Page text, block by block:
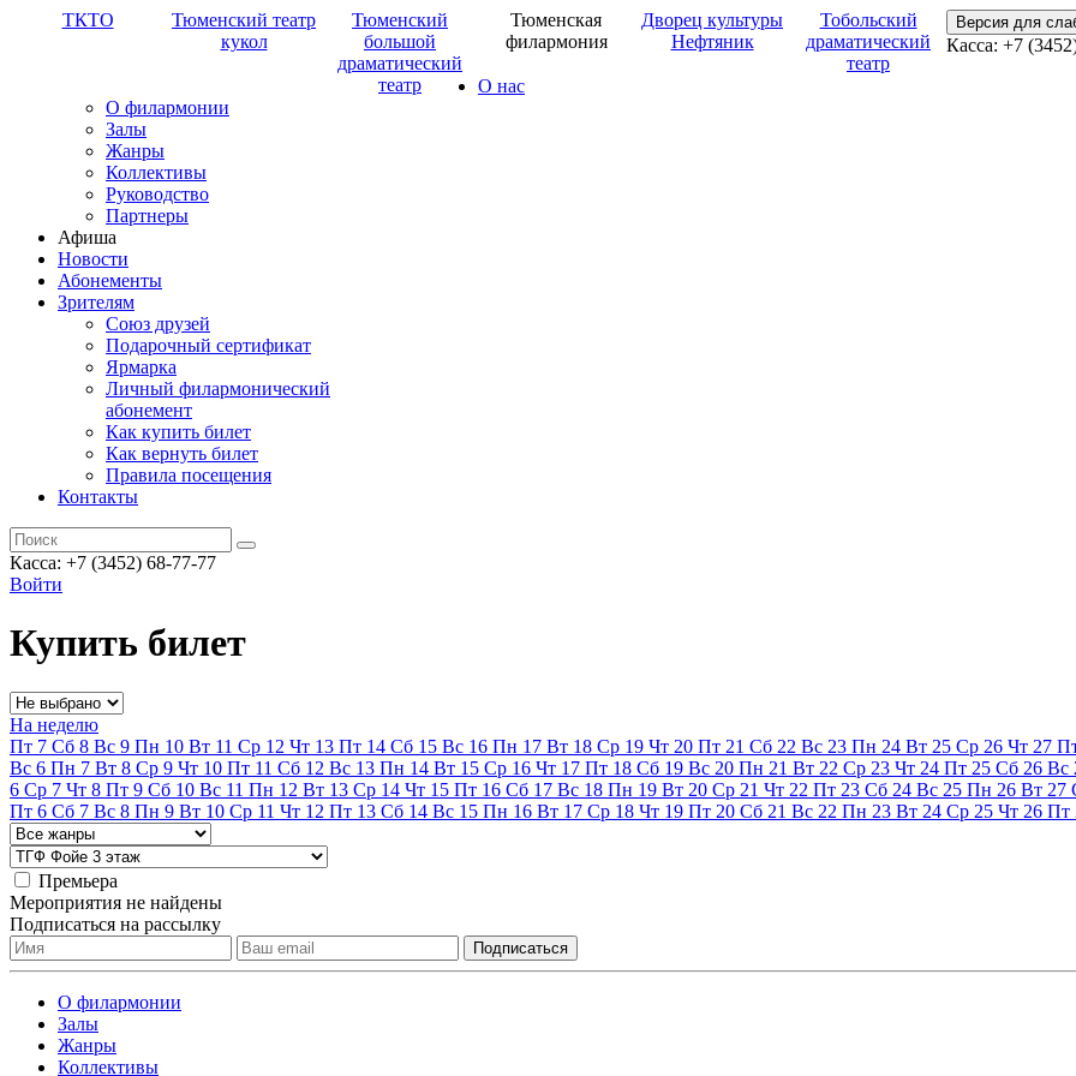
ТКТО
Тюменский театр
кукол
Тюменский
большой
драматический
театр
Тюменская
филармония
Дворец культуры
Нефтяник
Тобольский
драматический
театр
Версия для
Касса: +7
О нас
О филармонии
Залы
Жанры
Коллективы
Руководство
Партнеры
Афиша
Новости
Абонементы
Зрителям
Союз друзей
Подарочный сертификат
Ярмарка
Личный филармонический
абонемент
Как купить билет
Как вернуть билет
Правила посещения
Контакты
Касса: +7 (3452) 68-77-77
Войти
Купить билет
На неделю
Пт 7 Сб 8 Вс 9 Пн 10 Вт 11 Ср 12 Чт 13 Пт 14 Сб 15 Вс 16 Пн 17 Вт 18 Ср 19 Чт 20 Пт 21 Сб 22 Вс 23 Пн 24 Вт 25 Ср 26 Чт 27
Вс 6 Пн 7 Вт 8 Ср 9 Чт 10 Пт 11 Сб 12 Вс 13 Пн 14 Вт 15 Ср 16 Чт 17 Пт 18 Сб 19 Вс 20 Пн 21 Вт 22 Ср 23 Чт 24 Пт 25 Сб 26 Вс
6 Ср 7 Чт 8 Пт 9 Сб 10 Вс 11 Пн 12 Вт 13 Ср 14 Чт 15 Пт 16 Сб 17 Вс 18 Пн 19 Вт 20 Ср 21 Чт 22 Пт 23 Сб 24 Вс 25 Пн 26 Вт 27
Пт 6 Сб 7 Вс 8 Пн 9 Вт 10 Ср 11 Чт 12 Пт 13 Сб 14 Вс 15 Пн 16 Вт 17 Ср 18 Чт 19 Пт 20 Сб 21 Вс 22 Пн 23 Вт 24 Ср 25 Чт 26 Пт
Премьера
Мероприятия не найдены
Подписаться на рассылку
О филармонии
Залы
Жанры
Коллективы